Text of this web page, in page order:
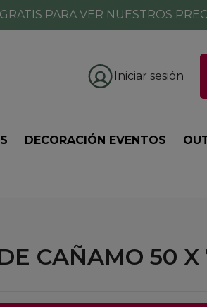
PARA VER NUESTROS
Iniciar sesión
DECORACIÓN EVENTOS
CAÑAMO 50 X